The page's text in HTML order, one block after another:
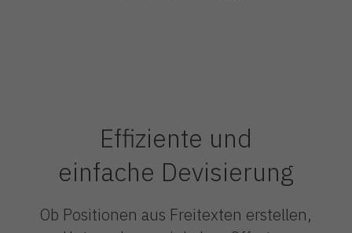
Effiziente und
einfache Devisierung
Ob Positionen aus Freitexten erstellen,